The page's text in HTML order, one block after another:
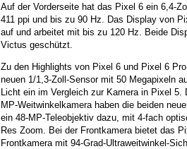
Auf der Vorderseite hat das Pixel 6 ein 6,4-
411 ppi und bis zu 90 Hz. Das Display von
auf und arbeitet mit bis zu 120 Hz. Beide
Victus geschützt.
Zu den Highlights von Pixel 6 und Pixel 6
neuen 1/1,3-Zoll-Sensor mit 50 Megapixeln
Licht ein im Vergleich zur Kamera in Pixel
MP-Weitwinkelkamera haben die beiden
ein 48-MP-Teleobjektiv dazu, mit 4-fach
Res Zoom. Bei der Frontkamera bietet das
Frontkamera mit 94-Grad-Ultraweitwinkel-